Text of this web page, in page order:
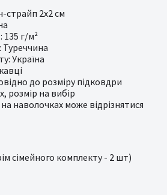
страйп 2x2 см
135 г/м²
Україна
до розміру підковдри
розмір на вибір
наволочках може відрізнятися
сімейного комплекту - 2 шт)